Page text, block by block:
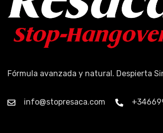
Fórmula avanzada y natural. Despierta
info@stopresaca.com